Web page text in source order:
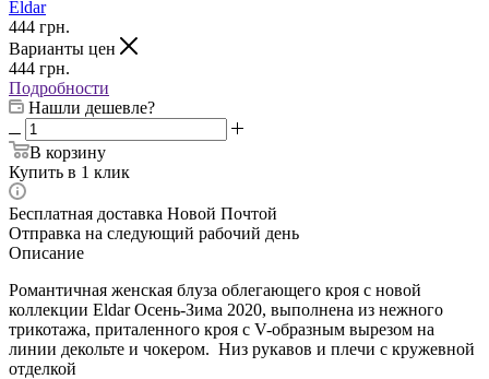
Eldar
444 грн.
Варианты цен
444 грн.
Подробности
Нашли дешевле?
В корзину
Купить в 1 клик
Бесплатная доставка Новой Почтой
Отправка на следующий рабочий день
Описание
Романтичная женская блуза облегающего кроя с новой
коллекции Eldar Осень-Зима 2020, выполнена из нежного
трикотажа, приталенного кроя с V-образным вырезом на
линии декольте и чокером. Низ рукавов и плечи с кружевной
отделкой